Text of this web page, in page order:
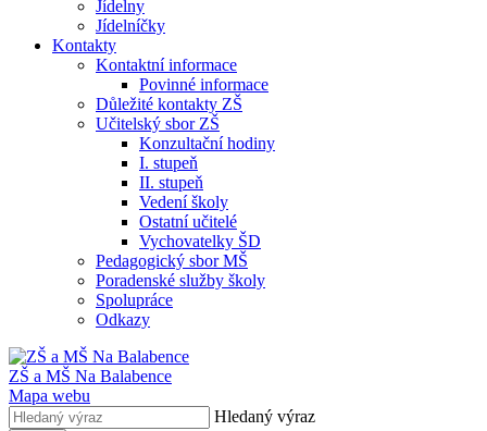
Jídelny
Jídelníčky
Kontakty
Kontaktní informace
Povinné informace
Důležité kontakty ZŠ
Učitelský sbor ZŠ
Konzultační hodiny
I. stupeň
II. stupeň
Vedení školy
Ostatní učitelé
Vychovatelky ŠD
Pedagogický sbor MŠ
Poradenské služby školy
Spolupráce
Odkazy
ZŠ a MŠ Na Balabence
Mapa webu
Hledaný výraz